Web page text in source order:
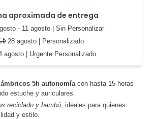
aproximada de entrega
- 11 agosto | Sin Personalizar
28 agosto| Personalizado
agosto | Urgente Personalizado
5h autonomíacon hasta 15 horas
estuche y auriculares.
reciclado y bambú, ideales para quienes
y estilo.